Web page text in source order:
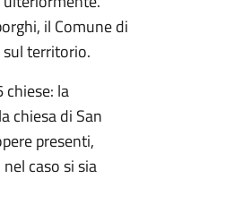
il Comune di
territorio.
la
chiesa di San
presenti,
caso si sia